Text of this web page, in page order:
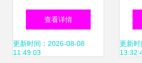
心199it 驱动决策的
互联网数据服务专
查看详情
更新时间：2026-08-08
11:49:03
革
更新